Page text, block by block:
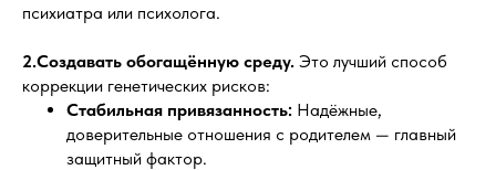
психиатра или психолога.
2.Создавать обогащённую среду. Это лучший способ
коррекции генетических рисков:
Стабильная привязанность: Надёжные,
доверительные отношения с родителем — главный
защитный фактор.